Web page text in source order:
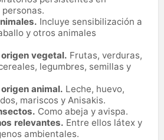
Incluye sensibilización a
y otros animales
vegetal. Frutas, verduras,
legumbres, semillas y
animal. Leche, huevo,
mariscos y Anisakis.
Como abeja y avispa.
relevantes. Entre ellos látex y
ambientales.